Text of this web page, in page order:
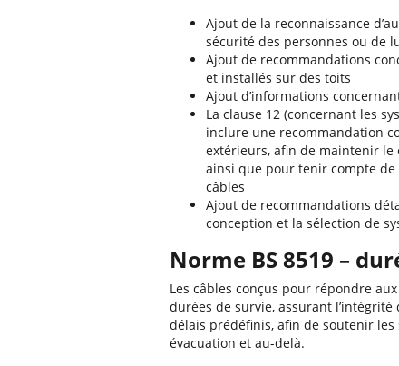
Ajout de la reconnaissance
sécurité des personnes ou de
Ajout de recommandations
et installés sur des toits
Ajout d’informations
La clause 12 (concernant les
inclure une recommandation
extérieurs, afin de maintenir le
ainsi que pour tenir compte de
câbles
Ajout de recommandations
conception et la sélection de
Norme BS 8519 –
Les câbles conçus pour répondre
durées de survie, assurant
délais prédéfinis, afin de soutenir les
évacuation et au-delà.